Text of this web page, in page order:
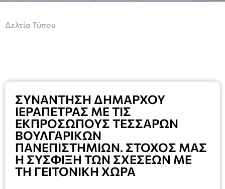
Δελτία Τύπου
ΣΥΝΑΝΤΗΣΗ ΔΗΜΑΡΧΟΥ
ΙΕΡΑΠΕΤΡΑΣ ΜΕ ΤΙΣ
ΕΚΠΡΟΣΩΠΟΥΣ ΤΕΣΣΑΡΩΝ
ΒΟΥΛΓΑΡΙΚΩΝ
ΠΑΝΕΠΙΣΤΗΜΙΩΝ. ΣΤΟΧΟΣ ΜΑΣ
Η ΣΥΣΦΙΞΗ ΤΩΝ ΣΧΕΣΕΩΝ ΜΕ
ΤΗ ΓΕΙΤΟΝΙΚΗ ΧΩΡΑ